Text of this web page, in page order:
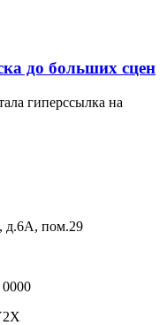
до больших сцен
гиперссылка на
д.6А, пом.29